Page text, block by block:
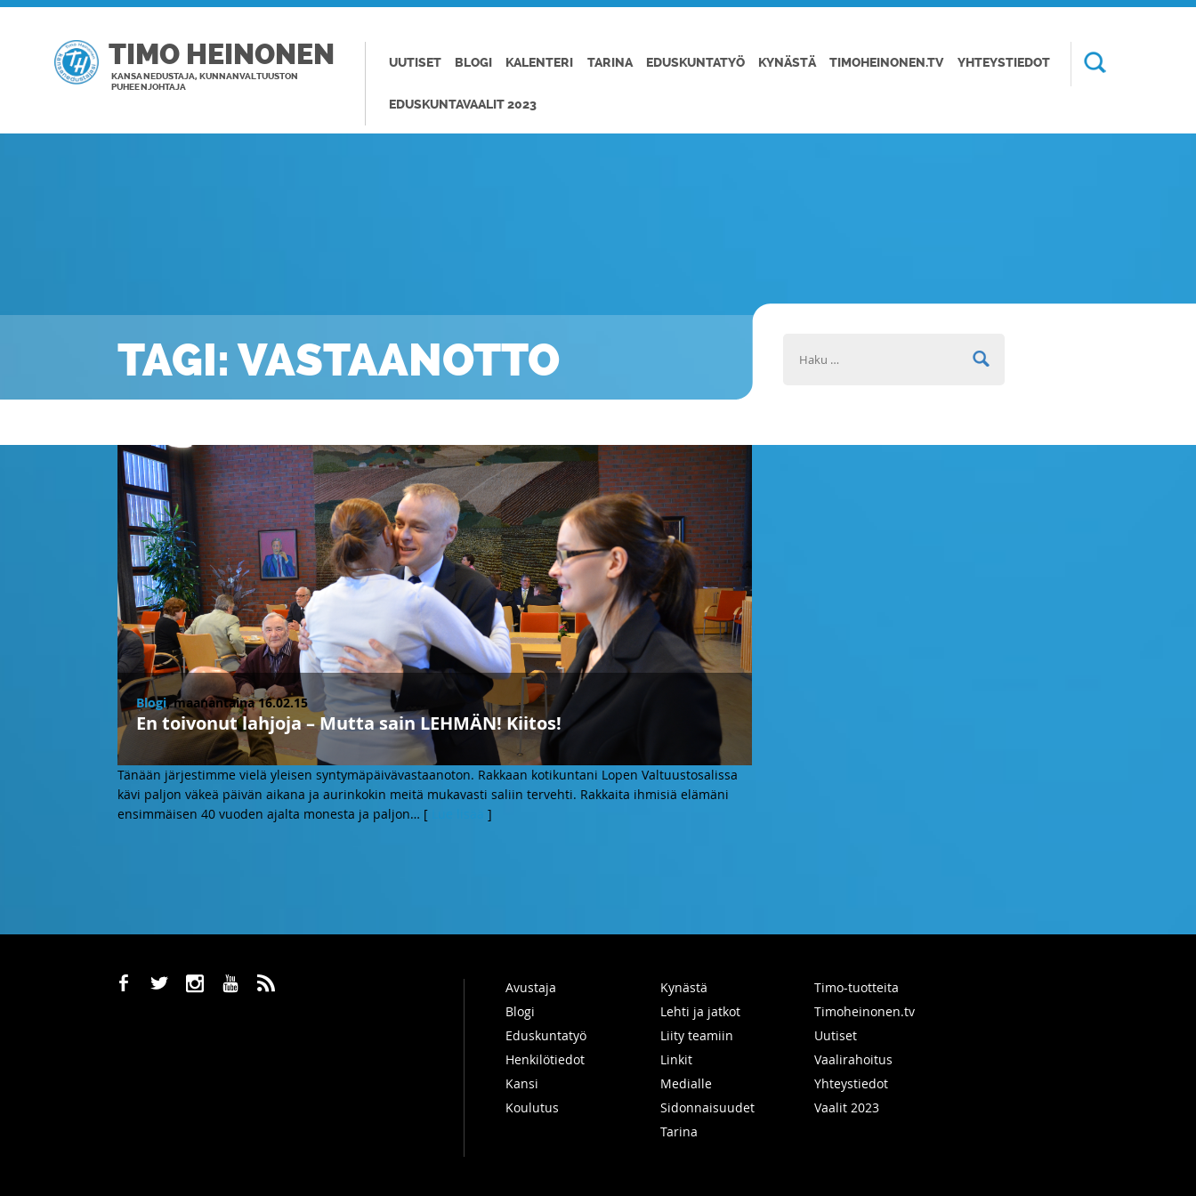
TIMO HEINONEN
KANSANEDUSTAJA, KUNNANVALTUUSTON
PUHEENJOHTAJA
UUTISET BLOGI KALENTERI TARINA EDUSKUNTATYÖ KYNÄSTÄ TIMOHEINONEN.TV YHTEYSTIEDOT
EDUSKUNTAVAALIT 2023
TAGI: VASTAANOTTO
Blogi, maanantaina 16.02.15
En toivonut lahjoja – Mutta sain LEHMÄN! Kiitos!
Tänään järjestimme vielä yleisen syntymäpäivävastaanoton. Rakkaan kotikuntani Lopen Valtuustosalissa
kävi paljon väkeä päivän aikana ja aurinkokin meitä mukavasti saliin tervehti. Rakkaita ihmisiä elämäni
ensimmäisen 40 vuoden ajalta monesta ja paljon… [ ]
b a x r ,
Avustaja
Blogi
Eduskuntatyö
Henkilötiedot
Kansi
Koulutus
Kynästä
Lehti ja jatkot
Liity teamiin
Linkit
Medialle
Sidonnaisuudet
Tarina
Timo-tuotteita
Timoheinonen.tv
Uutiset
Vaalirahoitus
Yhteystiedot
Vaalit 2023